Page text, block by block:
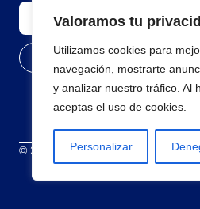
Valoramos tu
Utilizamos cookies para
navegación, mostrarte
y analizar nuestro tráfico. Al
aceptas el uso de cookies.
Personalizar
© 2026 Todos los derechos